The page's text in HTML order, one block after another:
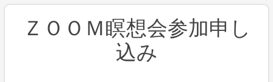
ＺＯＯＭ瞑想会参加申し
込み